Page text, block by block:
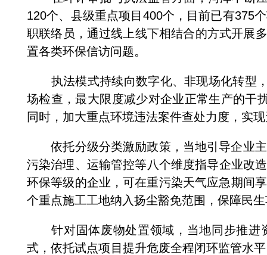
120个、县级重点项目400个，目前已有375
职联络员，通过线上线下相结合的方式开展
置各类环保信访问题。
执法模式持续向数字化、非现场化转型，
场检查，最大限度减少对企业正常生产的干
同时，加大重点环境违法案件查处力度，实
依托分级分类激励政策，当地引导企业主
污染治理、运输管控等八个维度指导企业改
环保等级的企业，可在重污染天气应急期间
个重点施工工地纳入扬尘豁免范围，保障民
针对固体废物处置领域，当地同步推进
式，依托试点项目提升危废全程闭环监管水